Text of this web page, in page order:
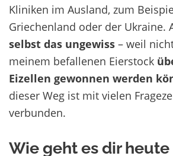
Kliniken im Ausland, zum
Griechenland oder der Ukraine.
selbst das ungewiss – weil
meinem befallenen Eierstock
Eizellen gewonnen werden
dieser Weg ist mit vielen
verbunden.
Wie geht es dir